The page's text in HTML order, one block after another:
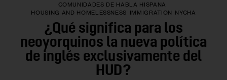
Reprint Policy
Contact Us
COMUNIDADES DE HABLA HISPANA
HOUSING AND HOMELESSNESS IMMIGRATION NYCHA
¿Qué significa para los
neoyorquinos la nueva política
de inglés exclusivamente del
HUD?